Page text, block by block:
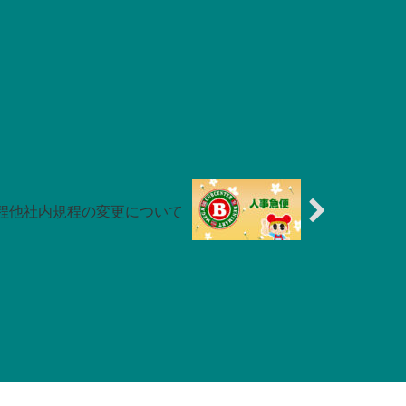
他社内規程の変更について